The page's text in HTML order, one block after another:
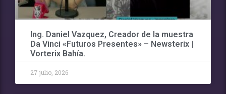
Ing. Daniel Vazquez, Creador de la muestra
Da Vinci «Futuros Presentes» – Newsterix |
Vorterix Bahía.
27 julio, 2026